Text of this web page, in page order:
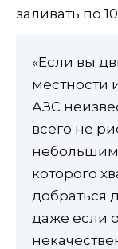
заливать по
«Если вы
местности
АЗС
всего не
небольшим
которого
добраться
даже если